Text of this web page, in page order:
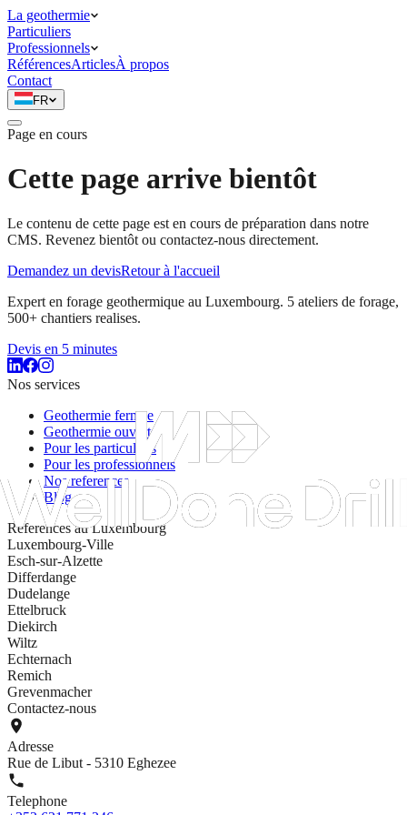
La geothermie
Particuliers
Professionnels
RéférencesArticlesÀ propos
Contact
FR
Page en cours
Cette page arrive bientôt
Le contenu de cette page est en cours de préparation dans notre
CMS. Revenez bientôt ou contactez-nous directement.
Demandez un devisRetour à l'accueil
Expert en forage geothermique au Luxembourg. 5 ateliers de forage,
500+ chantiers realises.
Devis en 5 minutes
Nos services
Geothermie fermee
Geothermie ouverte
Pour les particuliers
Pour les professionnels
Nos references
Blog
References au Luxembourg
Luxembourg-Ville
Esch-sur-Alzette
Differdange
Dudelange
Ettelbruck
Diekirch
Wiltz
Echternach
Remich
Grevenmacher
Contactez-nous
Adresse
Rue de Libut - 5310 Eghezee
Telephone